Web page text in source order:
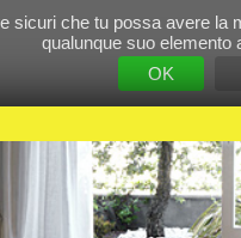
avere la migliore esperienza di
elemento acconsenti all'uso dei
Cookie Policy